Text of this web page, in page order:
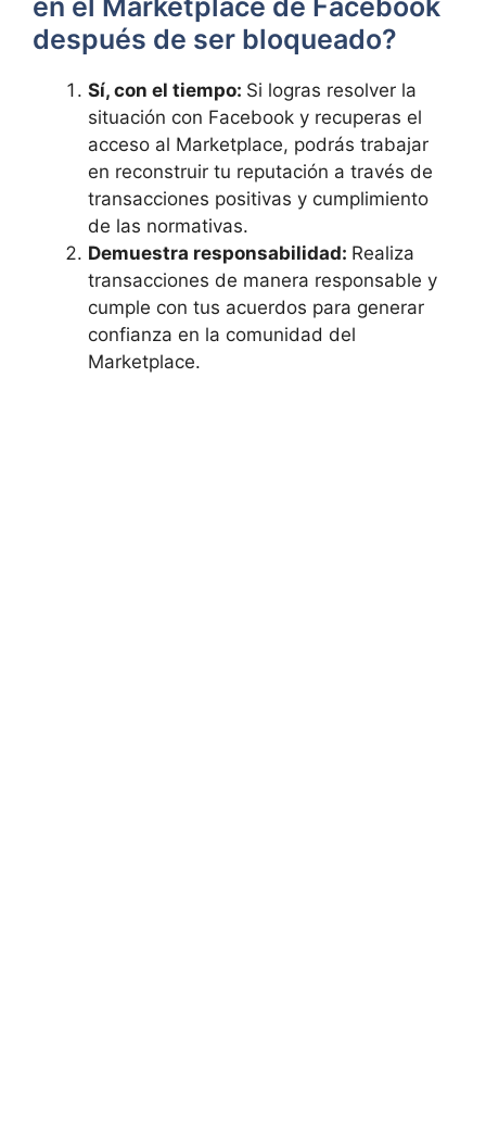
en el Marketplace de Facebook
⁤después de ser bloqueado?
Sí, con el tiempo: Si⁣ logras resolver la
situación con ​Facebook‌ y recuperas el
acceso‍ al Marketplace,‍ podrás ‍trabajar
en ⁣reconstruir ​tu reputación a ⁣través de
transacciones positivas ​y cumplimiento
de⁣ las normativas.
Demuestra responsabilidad: Realiza
transacciones de manera responsable y
cumple ⁣con tus acuerdos para generar
⁤confianza en la comunidad del
‌Marketplace.